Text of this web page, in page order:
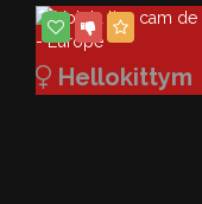
Hellokittym